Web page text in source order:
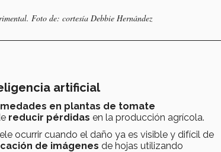
Foto de: cortesía Debbie Hernández
artificial
en plantas de tomate
reducir pérdidas en la producción agrícola.
ocurrir cuando el daño ya es visible y difícil de
de imágenes de hojas utilizando